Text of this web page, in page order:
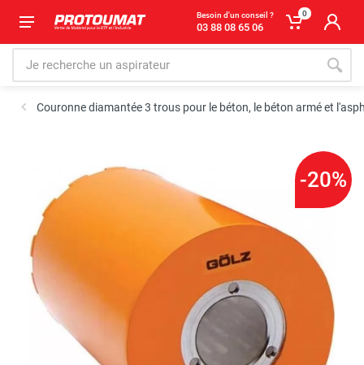
Besoin d'un conseil ?
03 88 08 65 06
0
Couronne diamantée 3 trous pour le béton, le béton armé et
-20%